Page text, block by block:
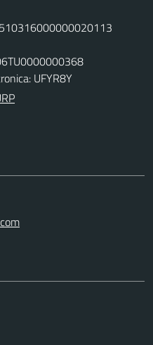
UFYR8Y